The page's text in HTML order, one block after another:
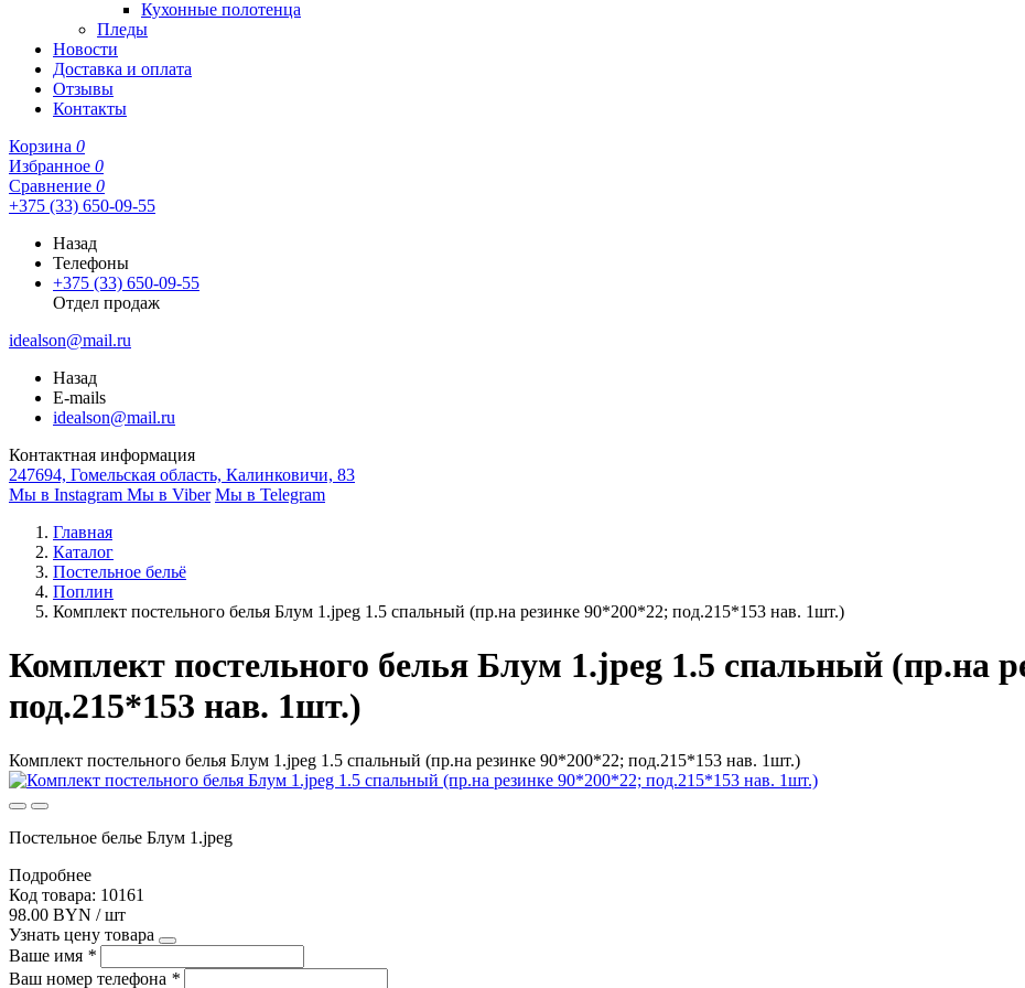
Кухонные полотенца
Пледы
Новости
Доставка и оплата
Отзывы
Контакты
Корзина 0
Избранное 0
Сравнение 0
+375 (33) 650-09-55
Назад
Телефоны
+375 (33) 650-09-55
Отдел продаж
idealson@mail.ru
Назад
E-mails
idealson@mail.ru
Контактная информация
247694, Гомельская область, Калинковичи, 83
Мы в Instagram Мы в Viber Мы в Telegram
Главная
Каталог
Постельное бельё
Поплин
Комплект постельного белья Блум 1.jpeg 1.5 спальный (пр.на резинке 90*200*22; под.215*153 нав. 1шт.)
Комплект постельного белья Блум 1.jpeg 1.5 спальный (пр.на
под.215*153 нав. 1шт.)
Комплект постельного белья Блум 1.jpeg 1.5 спальный (пр.на резинке 90*200*22; под.215*153 нав. 1шт.)
Постельное белье Блум 1.jpeg
Подробнее
Код товара: 10161
98.00 BYN / шт
Узнать цену товара
Ваше имя *
Ваш номер телефона *